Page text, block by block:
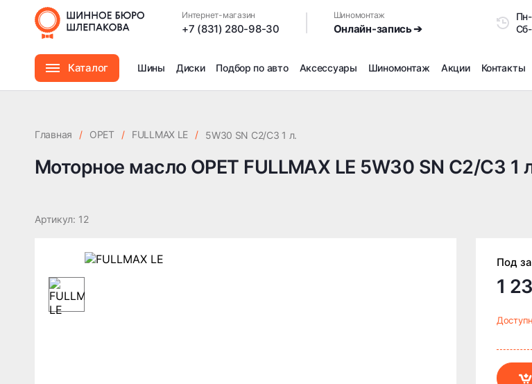
Интернет-магазин
+7 (831) 280-98-30
Шиномонтаж
Онлайн-запись ➔
Каталог Шины Диски Подбор по авто Аксессуары Шиномонтаж
Сезонное хранение
Дошиповка, Ошиповка, Перешиповка
Акции Контакты
Главная / OPET / FULLMAX LE / 5W30 SN C2/C3 1 л.
Моторное масло OPET FULLMAX LE 5W30 SN C2/C3 1
Артикул: 12
Под
1